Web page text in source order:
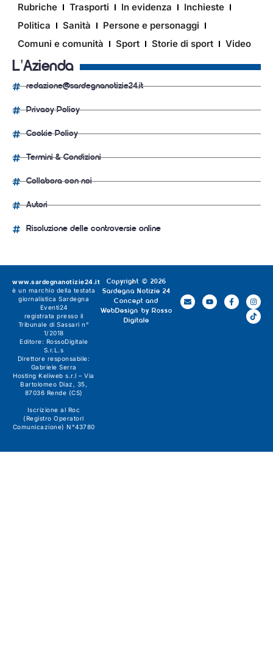
Rubriche Trasporti In evidenza
Inchieste
Politica
Sanità
Persone e personaggi
Comuni e comunità
Sport Storie di sport Video
L'Azienda
redazione@sardegnanotizie24.it
Privacy Policy
Cookie Policy
Termini & Condizioni
Collabora con noi
Autori
Risoluzione delle controversie online
Copyright © 2026
Sardegna Notizie 24
Concept and
WebDesign by Rosso
Digitale
www.sardegnanotizie24.it
è un marchio della testata
giornalistica Sardegna
Eventi24
registrata presso il
Tribunale di Sassari n°
1/2018
Editore: RossoDigitale
S.r.L.s
Direttore responsabile:
Gabriele Serra
Hosting Keliweb s.r.l – Via
Bartolomeo Diaz, 35,
87036 Rende (CS)
Iscrizione al Roc
(Registro Operatori
Comunicazione) N°43780